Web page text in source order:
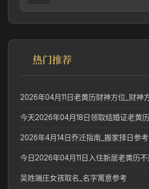
热门推荐
2026年4月14日乔迁指南_搬家择日参考
吴姓端庄女孩取名_名字寓意参考